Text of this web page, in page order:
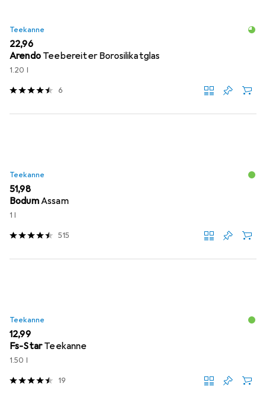
Teekanne
EUR
22,96
Arendo Teebereiter Borosilikatglas
1.20 l
6
Teekanne
EUR
51,98
BodumAssam
1 l
515
Teekanne
EUR
12,99
Fs-StarTeekanne
1.50 l
19